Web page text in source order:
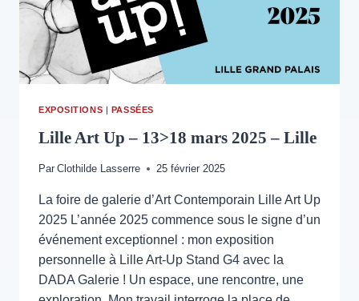
JUIN
2025
EXPOSITIONS | PASSÉES
Lille Art Up – 13>18 mars 2025 – Lille
Par Clothilde Lasserre 25 février 2025
La foire de galerie d’Art Contemporain Lille Art Up
2025 L’année 2025 commence sous le signe d’un
événement exceptionnel : mon exposition
personnelle à Lille Art-Up Stand G4 avec la
DADA Galerie ! Un espace, une rencontre, une